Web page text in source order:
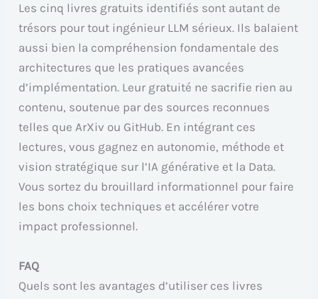
Les cinq livres gratuits identifiés sont autant de
trésors pour tout ingénieur LLM sérieux. Ils balaient
aussi bien la compréhension fondamentale des
architectures que les pratiques avancées
d’implémentation. Leur gratuité ne sacrifie rien au
contenu, soutenue par des sources reconnues
telles que ArXiv ou GitHub. En intégrant ces
lectures, vous gagnez en autonomie, méthode et
vision stratégique sur l’IA générative et la Data.
Vous sortez du brouillard informationnel pour faire
les bons choix techniques et accélérer votre
impact professionnel.
FAQ
Quels sont les avantages d’utiliser ces livres